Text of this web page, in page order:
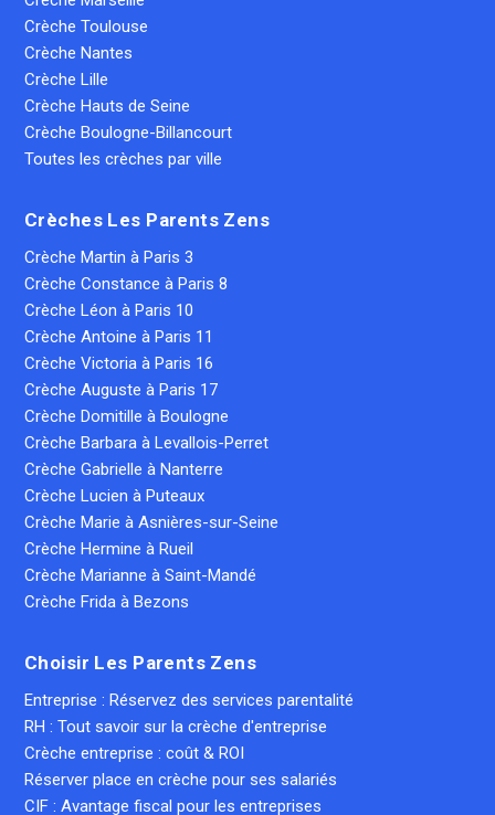
Crèche Toulouse
Crèche Nantes
Crèche Lille
Crèche Hauts de Seine
Crèche Boulogne-Billancourt
Toutes les crèches par ville
Crèches Les Parents Zens
Crèche Martin à Paris 3
Crèche Constance à Paris 8
Crèche Léon à Paris 10
Crèche Antoine à Paris 11
Crèche Victoria à Paris 16
Crèche Auguste à Paris 17
Crèche Domitille à Boulogne
Crèche Barbara à Levallois-Perret
Crèche Gabrielle à Nanterre
Crèche Lucien à Puteaux
Crèche Marie à Asnières-sur-Seine
Crèche Hermine à Rueil
Crèche Marianne à Saint-Mandé
Crèche Frida à Bezons
Choisir Les Parents Zens
Entreprise : Réservez des services parentalité
RH : Tout savoir sur la crèche d'entreprise
Crèche entreprise : coût & ROI
Réserver place en crèche pour ses salariés
CIF : Avantage fiscal pour les entreprises